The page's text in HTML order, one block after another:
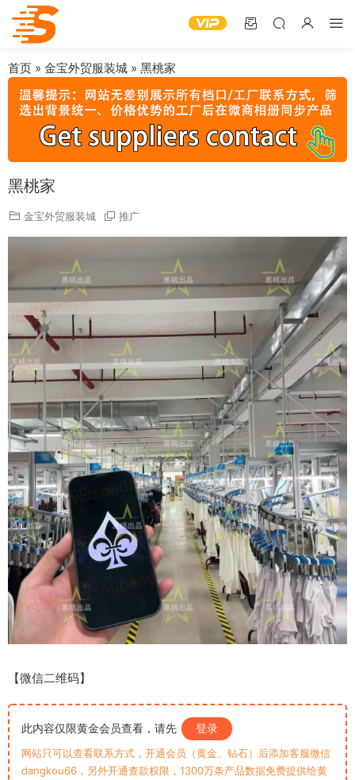
首页 » 金宝外贸服装城 » 黑桃家
黑桃家
金宝外贸服装城 推广
【微信二维码】
此内容仅限黄金会员查看，请先 登录
网站只可以查看联系方式，开通会员（黄金、钻石）后添加客服微信
dangkou66，另外开通查款权限，1300万条产品数据免费提供给黄